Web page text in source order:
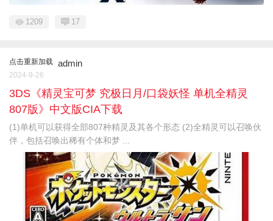
1209 17
点击重新加载 admin
2024-9-26
3DS《精灵宝可梦 究极日月/口袋妖怪 单机全精灵
807版》中文版CIA下载
(1)单机可以获得全部807种精灵及其各个形态 (2)全精灵可以召唤伙
伴，包括召唤出稀有个体和梦 ...